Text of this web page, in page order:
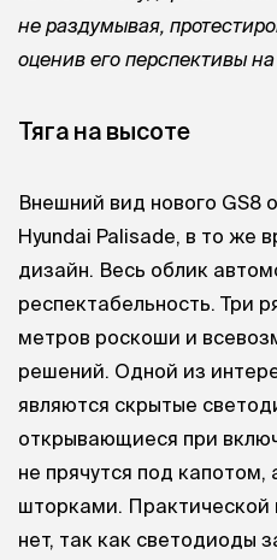
не раздумывая,
оценив его перспективы
Тяга на высоте
Внешний вид нового GS8
Hyundai Palisade, в то же
дизайн. Весь облик
респектабельность. Три
метров роскоши и
решений. Одной из
являются скрытые
открывающиеся при
не прячутся под капотом,
шторками. Практической
нет, так как светодиоды